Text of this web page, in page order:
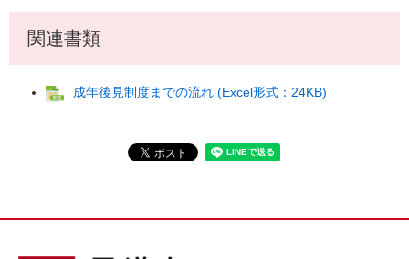
関連書類
成年後見制度までの流れ (Excel形式：24KB)